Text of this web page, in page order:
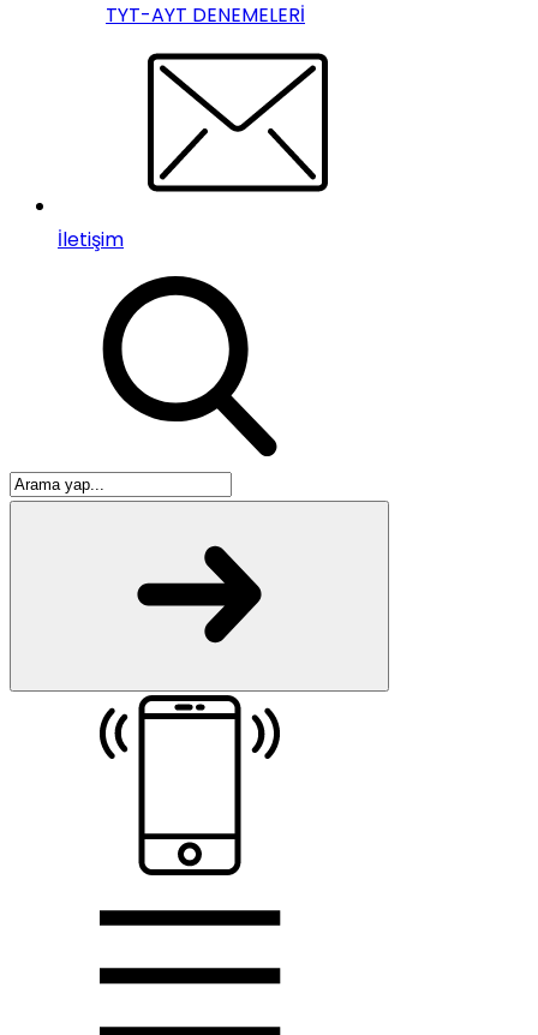
TYT-AYT DENEMELERİ
İletişim